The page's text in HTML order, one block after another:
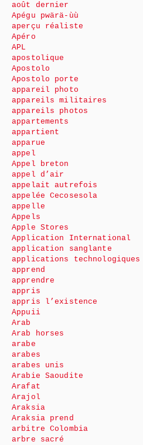
août dernier
Apégu pwärä-ùù
aperçu réaliste
Apéro
APL
apostolique
Apostolo
Apostolo porte
appareil photo
appareils militaires
appareils photos
appartements
appartient
apparue
appel
Appel breton
appel d’air
appelait autrefois
appelée Cecosesola
appelle
Appels
Apple Stores
Application International
application sanglante
applications technologiques
apprend
apprendre
appris
appris l’existence
Appuii
Arab
Arab horses
arabe
arabes
arabes unis
Arabie Saoudite
Arafat
Arajol
Araksia
Araksia prend
arbitre Colombia
arbre sacré